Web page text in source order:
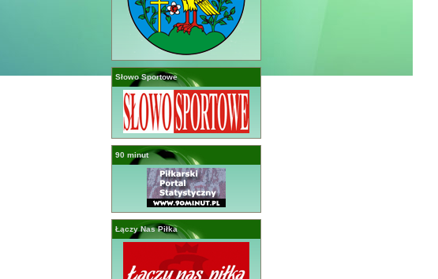
Słowo Sportowe
90 minut
Łączy Nas Piłka